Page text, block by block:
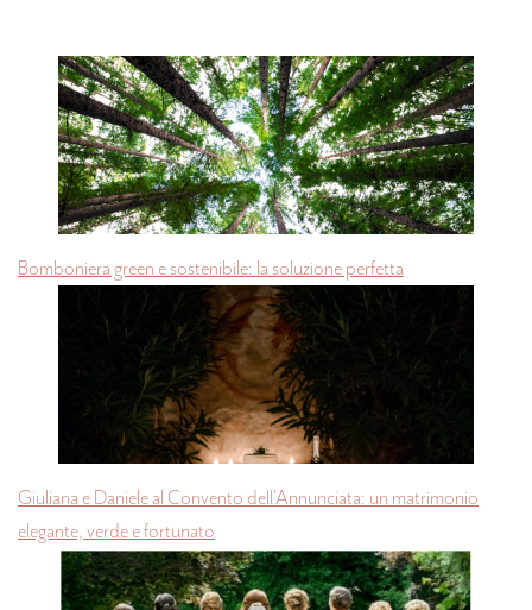
Bomboniera green e sostenibile: la soluzione perfetta
Giuliana e Daniele al Convento dell'Annunciata: un matrimonio
elegante, verde e fortunato